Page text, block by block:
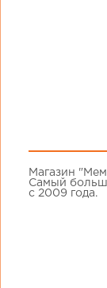
Магазин
Самый
с 2009 года.